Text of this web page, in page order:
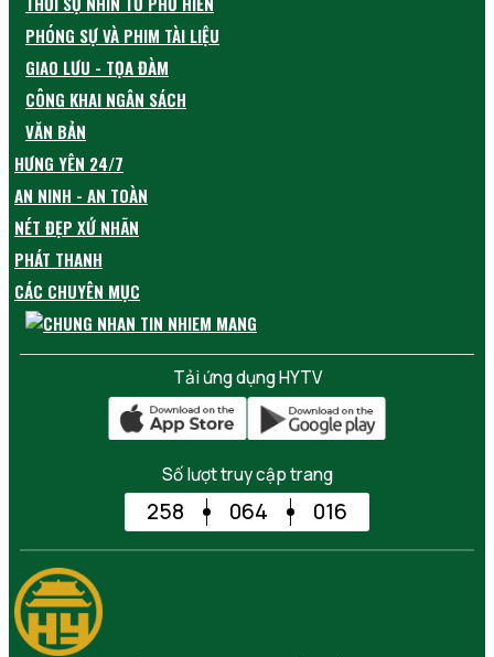
PHÓNG SỰ VÀ PHIM TÀI LIỆU
GIAO LƯU - TỌA ĐÀM
CÔNG KHAI NGÂN SÁCH
VĂN BẢN
HƯNG YÊN 24/7
AN NINH - AN TOÀN
NÉT ĐẸP XỨ NHÃN
PHÁT THANH
CÁC CHUYÊN MỤC
Tải ứng dụng HYTV
Số lượt truy cập trang
258 064 016